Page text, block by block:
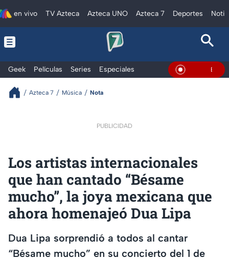
en vivo TV Azteca Azteca UNO Azteca 7 Deportes
Geek Películas Series Especiales En Vivo
Azteca 7 Música Nota
PUBLICIDAD
Los artistas internacionales
que han cantado “Bésame
mucho”, la joya mexicana que
ahora homenajeó Dua Lipa
Dua Lipa sorprendió a todos al cantar
“Bésame mucho” en su concierto del 1 de